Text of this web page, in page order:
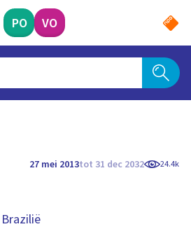
PO VO
27 mei 2013tot 31 dec 2032 24.4k